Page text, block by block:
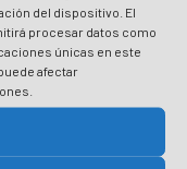
del dispositivo. El
procesar datos como
únicas en este
afectar
Plano
2023 Planak